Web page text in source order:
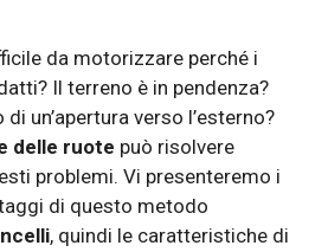
da motorizzare perché i
Il terreno è in pendenza?
un’apertura verso l’esterno?
delle ruote può risolvere
problemi. Vi presenteremo i
di questo metodo
, quindi le caratteristiche di